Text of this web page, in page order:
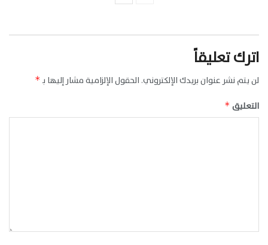
اترك تعليقاً
لن يتم نشر عنوان بريدك الإلكتروني. الحقول الإلزامية مشار إليها بـ*
التعليق *